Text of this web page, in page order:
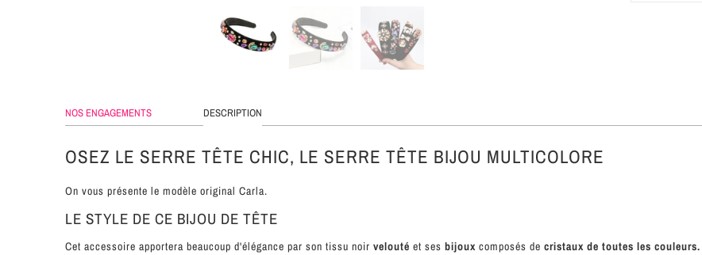
NOS ENGAGEMENTS DESCRIPTION
OSEZ LE SERRE TÊTE CHIC, LE SERRE TÊTE BIJOU MULTICOLORE
On vous présente le modèle original Carla.
LE STYLE DE CE BIJOU DE TÊTE
Cet accessoire apportera beaucoup d'élégance par son tissu noir velouté et ses bijoux composés de cristaux de toutes les couleurs.